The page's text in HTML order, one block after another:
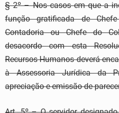
§ 2º – Nos casos em que a
função gratificada de
Contadoria ou Chefe do
desacordo com esta
Recursos Humanos deverá
à Assessoria Jurídica da
apreciação e emissão de